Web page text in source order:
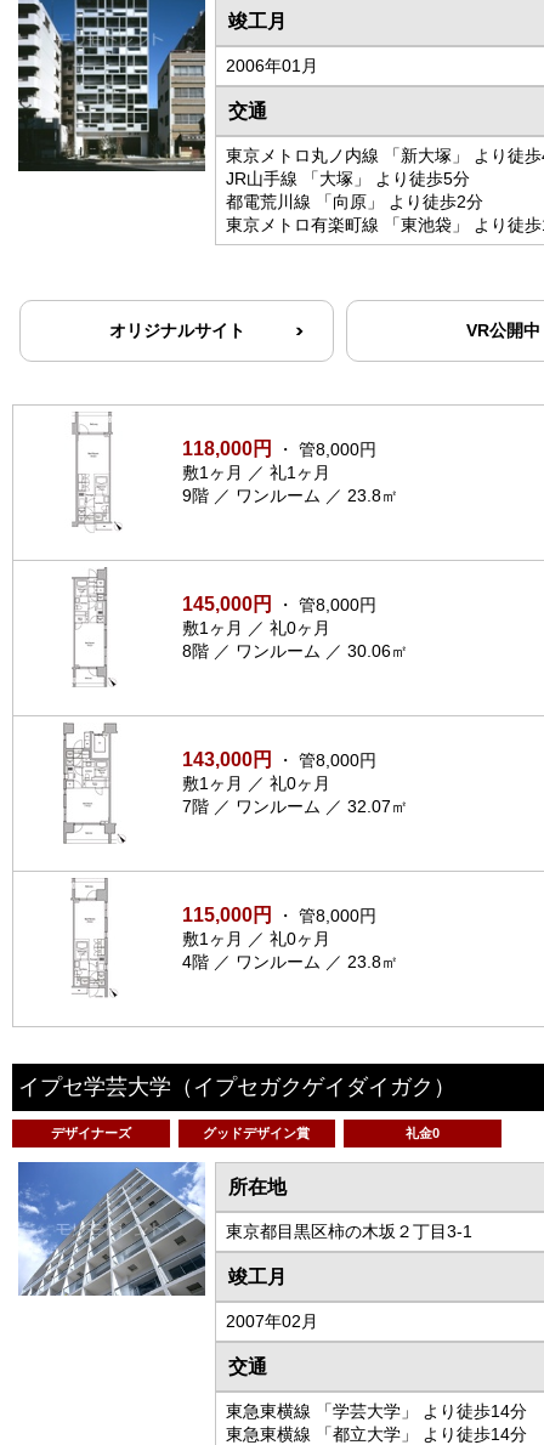
竣工月
2006年01月
交通
東京メトロ丸ノ内線 「新大塚」 より徒
JR山手線 「大塚」 より徒歩5分
都電荒川線 「向原」 より徒歩2分
東京メトロ有楽町線 「東池袋」 より徒
オリジナルサイト VR公開中
118,000円
・ 管8,000円
敷1ヶ月 ／ 礼1ヶ月
9階 ／ ワンルーム ／ 23.8㎡
145,000円
・ 管8,000円
敷1ヶ月 ／ 礼0ヶ月
8階 ／ ワンルーム ／ 30.06㎡
143,000円
・ 管8,000円
敷1ヶ月 ／ 礼0ヶ月
7階 ／ ワンルーム ／ 32.07㎡
115,000円
・ 管8,000円
敷1ヶ月 ／ 礼0ヶ月
4階 ／ ワンルーム ／ 23.8㎡
イプセ学芸大学 （イプセガクゲイダイガク）
デザイナーズ グッドデザイン賞 礼金0
所在地
東京都目黒区柿の木坂２丁目3-1
竣工月
2007年02月
交通
東急東横線 「学芸大学」 より徒歩14分
東急東横線 「都立大学」 より徒歩14分